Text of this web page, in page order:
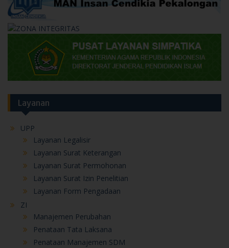
Layanan
UPP
Layanan Legalisir
Layanan Surat Keterangan
Layanan Surat Permohonan
Layanan Surat Izin Penelitian
Layanan Form Pengadaan
ZI
Manajemen Perubahan
Penataan Tata Laksana
Penataan Manajemen SDM